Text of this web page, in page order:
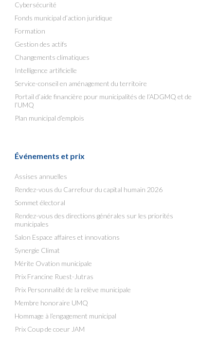
Cybersécurité
Fonds municipal d’action juridique
Formation
Gestion des actifs
Changements climatiques
Intelligence artificielle
Service-conseil en aménagement du territoire
Portail d’aide financière pour municipalités de l’ADGMQ et de
l’UMQ
Plan municipal d’emplois
Événements et prix
Assises annuelles
Rendez-vous du Carrefour du capital humain 2026
Sommet électoral
Rendez-vous des directions générales sur les priorités
municipales
Salon Espace affaires et innovations
Synergie Climat
Mérite Ovation municipale
Prix Francine Ruest-Jutras
Prix Personnalité de la relève municipale
Membre honoraire UMQ
Hommage à l’engagement municipal
Prix Coup de coeur JAM